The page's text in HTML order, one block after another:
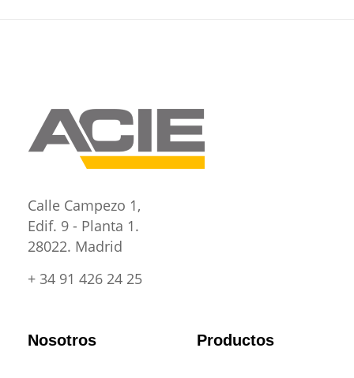
Calle Campezo 1,
Edif. 9 - Planta 1.
28022. Madrid
+ 34 91 426 24 25
Nosotros Productos